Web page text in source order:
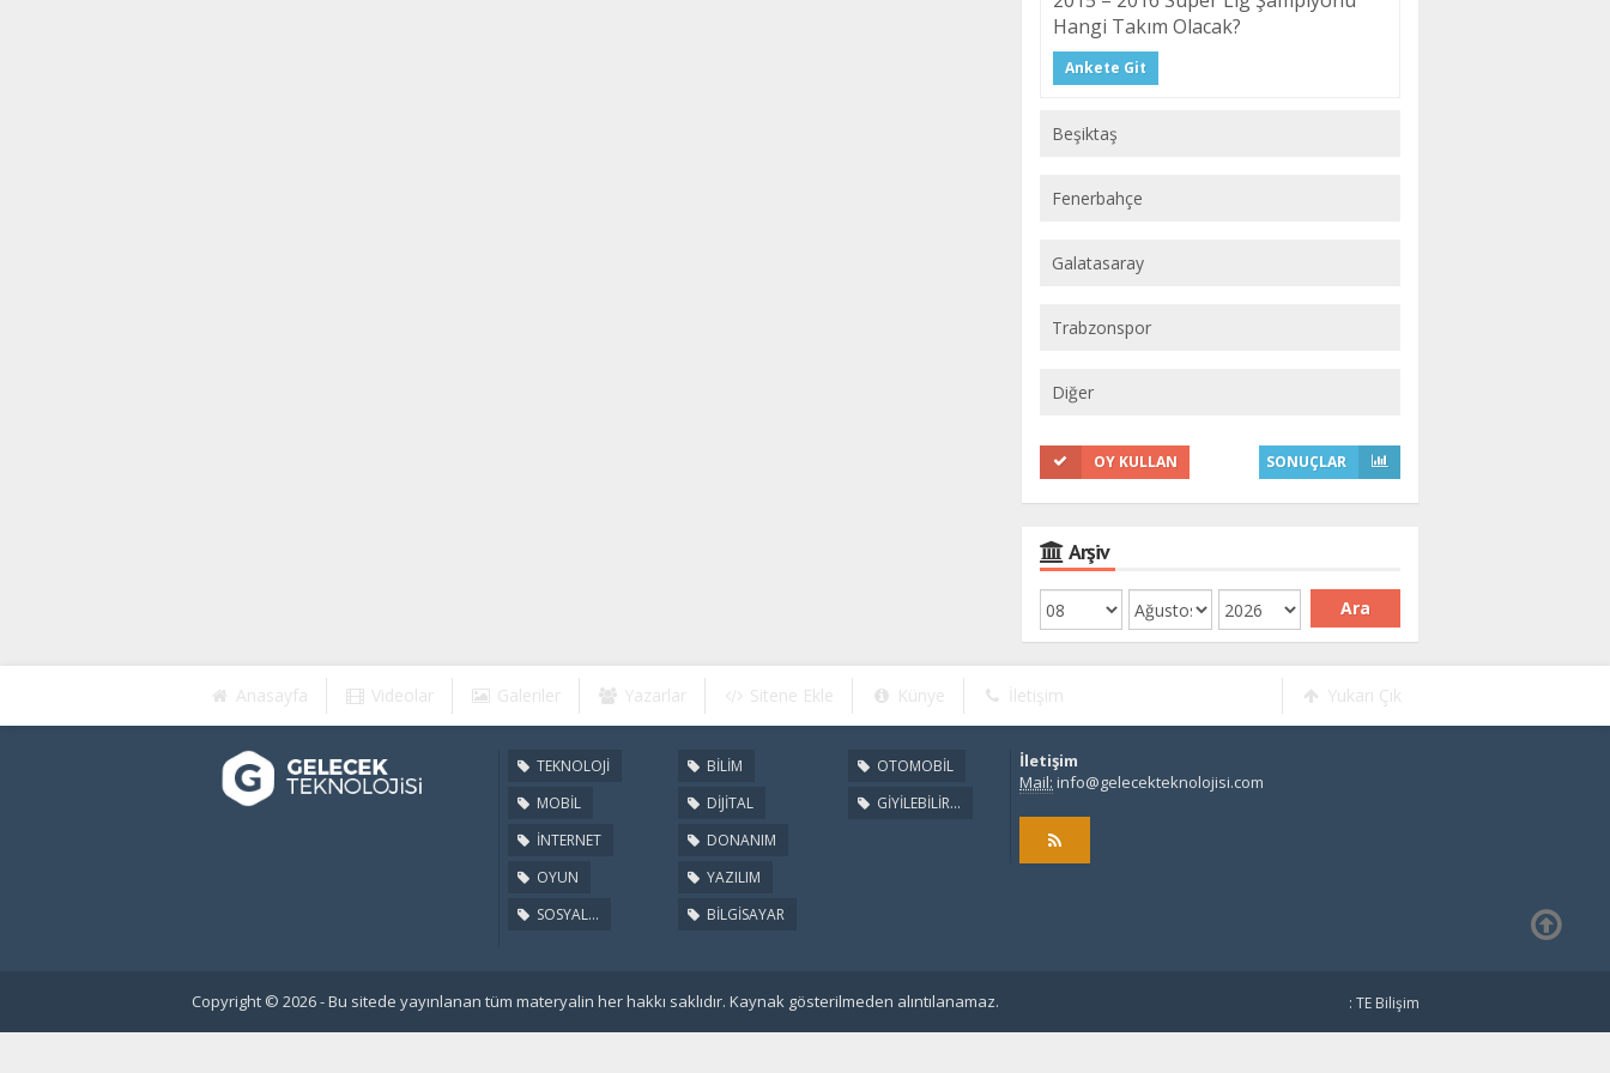
Hangi Takım Olacak?
Ankete Git
Beşiktaş
Fenerbahçe
Galatasaray
Trabzonspor
Diğer
OY KULLAN SONUÇLAR
Arşiv
Ara
Anasayfa Videolar Galeriler Yazarlar Sitene Ekle Künye İletişim Yukarı Çık
TEKNOLOJİ
MOBİL
İNTERNET
OYUN
SOSYAL...
BİLİM
DİJİTAL
DONANIM
YAZILIM
BİLGİSAYAR
OTOMOBİL
GİYİLEBİLİR...
İletişim
Mail: info@gelecekteknolojisi.com
Copyright © 2026 - Bu sitede yayınlanan tüm materyalin her hakkı saklıdır. Kaynak gösterilmeden alıntılanamaz. : TE Bilişim